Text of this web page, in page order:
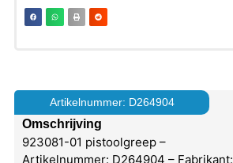
Artikelnummer: D264904
Omschrijving
923081-01 pistoolgreep –
Artikelnummer: D264904 – Fabrikant: